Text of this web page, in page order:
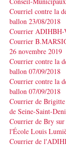
Courriel contre la
ballon 23/08/2018
Courrier ADIHBH-
Courrier
26 novembre 2019
Courrier contre la
ballon 07/09/2018
Courrier contre la
ballon 07/09/2018
Courrier de
de Seine-Saint-
Courrier de Bry
l'École Louis
Courrier de